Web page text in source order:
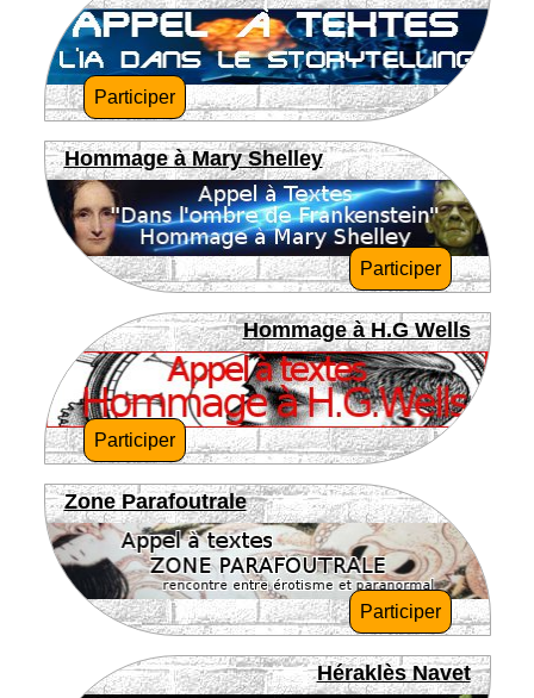
Participer
Hommage à Mary Shelley
Participer
Hommage à H.G Wells
Participer
Zone Parafoutrale
Participer
Héraklès Navet